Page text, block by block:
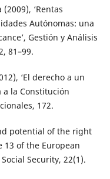
(2009), ‘Rentas
Autónomas: una
Gestión y Análisis
81–99.
‘El derecho a un
la Constitución
172.
potential of the right
of the European
Security, 22(1).